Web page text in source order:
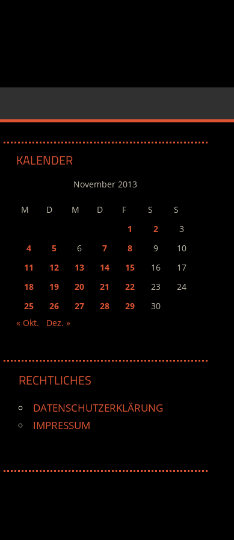
KALENDER
November 2013
M D M D F S
S
1
2
3
4
5 6 7 8 9
10
11
12 13 14 15 16
17
18
19 20 21 22 23
24
25
26 27 28 29
30
« Okt.
Dez. »
RECHTLICHES
DATENSCHUTZERKLÄRUNG
IMPRESSUM